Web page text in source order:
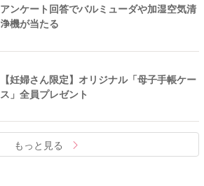
アンケート回答でバルミューダや加湿空気清
浄機が当たる
【妊婦さん限定】オリジナル「母子手帳ケー
ス」全員プレゼント
もっと見る